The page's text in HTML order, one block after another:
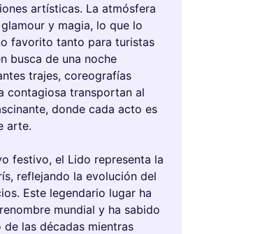
artísticas. La atmósfera
y magia, lo que lo
favorito tanto para turistas
busca de una noche
trajes, coreografías
contagiosa transportan al
donde cada acto es
arte.
festivo, el Lido representa la
reflejando la evolución del
Este legendario lugar ha
mundial y ha sabido
las décadas mientras